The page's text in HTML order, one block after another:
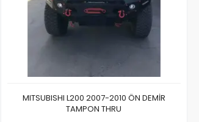
MITSUBISHI L200 2007-2010 ÖN DEMİR
TAMPON THRU